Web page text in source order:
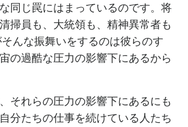
同じ罠にはまっているのです。将
掃員も、大統領も、精神異常者も
んな振舞いをするのは彼らのす
の過酷な圧力の影響下にあるから
それらの圧力の影響下にあるにも
分たちの仕事を続けている人たち